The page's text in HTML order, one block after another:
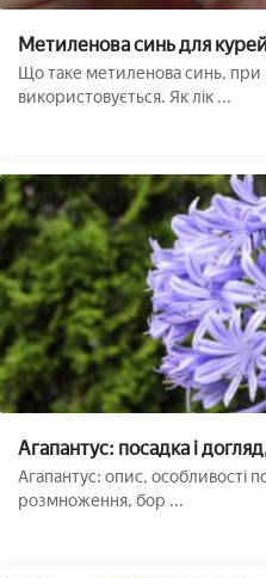
Метиленова синь для курей:
Що таке метиленова синь, при
використовується. Як лік ...
Агапантус: посадка і
Агапантус: опис, особливості
розмноження, бор ...